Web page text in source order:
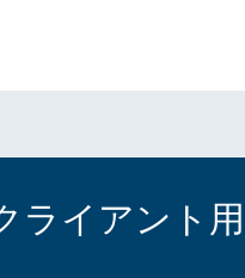
イアント用